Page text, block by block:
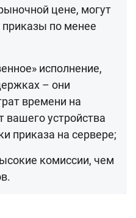
цене, могут
приказы по менее
исполнение,
– они
времени на
вашего устройства
приказа на сервере;
комиссии, чем